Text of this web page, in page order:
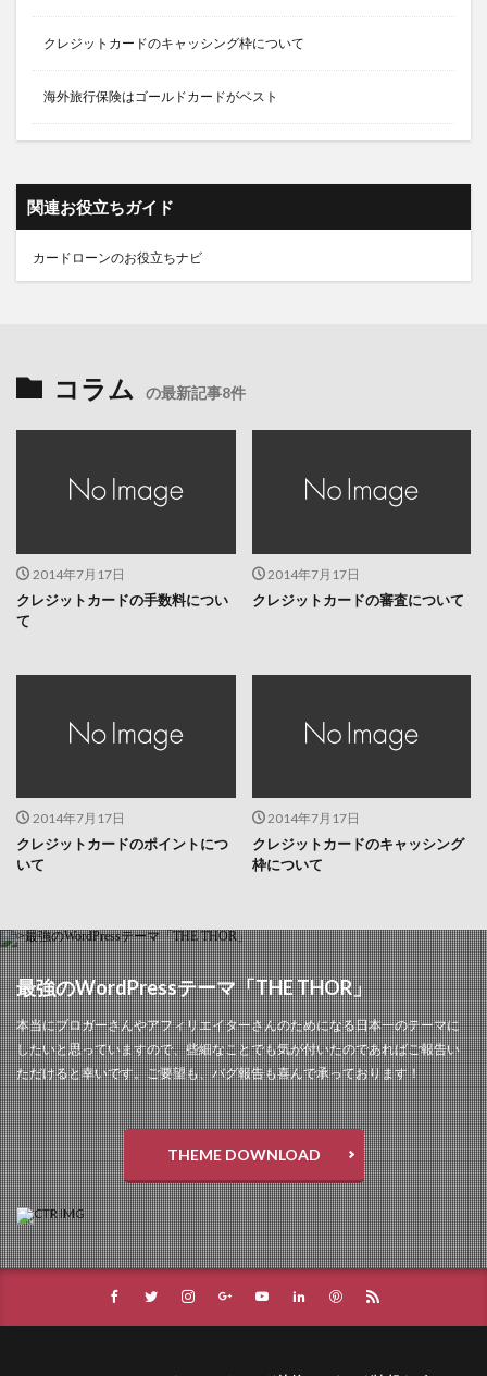
クレジットカードのキャッシング枠について
海外旅行保険はゴールドカードがベスト
関連お役立ちガイド
カードローンのお役立ちナビ
コラム の最新記事8件
2014年7月17日
クレジットカードの手数料につい
て
2014年7月17日
クレジットカードの審査について
2014年7月17日
クレジットカードのポイントにつ
いて
2014年7月17日
クレジットカードのキャッシング
枠について
最強のWordPressテーマ「THE THOR」
本当にブロガーさんやアフィリエイターさんのためになる日本一のテーマに
したいと思っていますので、些細なことでも気が付いたのであればご報告い
ただけると幸いです。ご要望も、バグ報告も喜んで承っております！
THEME DOWNLOAD